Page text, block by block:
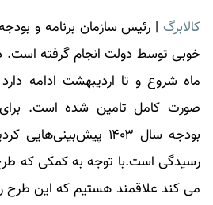
کالابرگ | رئیس سازمان برنامه و
خوبی توسط دولت انجام گرفته است.
ماه شروع و تا اردیبهشت ادامه
صورت کامل تامین شده است.
بودجه سال ۱۴۰۳
رسیدگی است.با توجه به کمکی که
می کند علاقمند هستیم که این طرح